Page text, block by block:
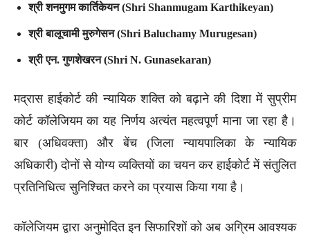
श्री शनमुगम कार्तिकेयन (Shri Shanmugam Karthikeyan)
श्री बालूचामी मुरुगेसन (Shri Baluchamy Murugesan)
श्री एन. गुणशेखरन (Shri N. Gunasekaran)
मद्रास हाईकोर्ट की न्यायिक शक्ति को बढ़ाने की दिशा में सुप्रीम
कोर्ट कॉलेजियम का यह निर्णय अत्यंत महत्वपूर्ण माना जा रहा है।
बार (अधिवक्ता) और बेंच (जिला न्यायपालिका के न्यायिक
अधिकारी) दोनों से योग्य व्यक्तियों का चयन कर हाईकोर्ट में संतुलित
प्रतिनिधित्व सुनिश्चित करने का प्रयास किया गया है।
कॉलेजियम द्वारा अनुमोदित इन सिफारिशों को अब अग्रिम आवश्यक